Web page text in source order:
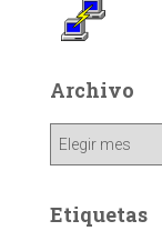
Archivo
Archivo
Etiquetas